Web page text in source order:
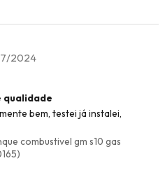
2024
qualidade
bem, testei já instalei,
combustivel gm s10 gas